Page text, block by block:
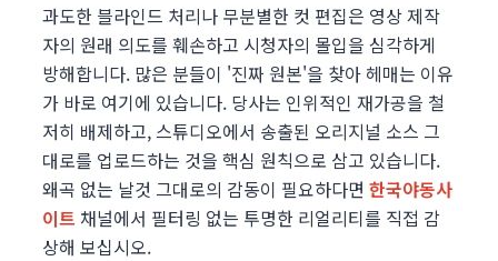
과도한 블라인드 처리나 무분별한 컷 편집은 영상 제작
자의 원래 의도를 훼손하고 시청자의 몰입을 심각하게
방해합니다. 많은 분들이 '진짜 원본'을 찾아 헤매는 이유
가 바로 여기에 있습니다. 당사는 인위적인 재가공을 철
저히 배제하고, 스튜디오에서 송출된 오리지널 소스 그
대로를 업로드하는 것을 핵심 원칙으로 삼고 있습니다.
왜곡 없는 날것 그대로의 감동이 필요하다면 한국야동사
이트 채널에서 필터링 없는 투명한 리얼리티를 직접 감
상해 보십시오.